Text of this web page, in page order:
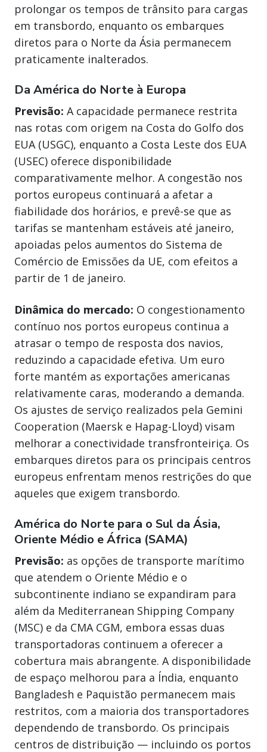
prolongar os tempos de trânsito para cargas
em transbordo, enquanto os embarques
diretos para o Norte da Ásia permanecem
praticamente inalterados.
Da América do Norte à Europa
Previsão: A capacidade permanece restrita
nas rotas com origem na Costa do Golfo dos
EUA (USGC), enquanto a Costa Leste dos EUA
(USEC) oferece disponibilidade
comparativamente melhor. A congestão nos
portos europeus continuará a afetar a
fiabilidade dos horários, e prevê-se que as
tarifas se mantenham estáveis até janeiro,
apoiadas pelos aumentos do Sistema de
Comércio de Emissões da UE, com efeitos a
partir de 1 de janeiro.
Dinâmica do mercado: O congestionamento
contínuo nos portos europeus continua a
atrasar o tempo de resposta dos navios,
reduzindo a capacidade efetiva. Um euro
forte mantém as exportações americanas
relativamente caras, moderando a demanda.
Os ajustes de serviço realizados pela Gemini
Cooperation (Maersk e Hapag-Lloyd) visam
melhorar a conectividade transfronteiriça. Os
embarques diretos para os principais centros
europeus enfrentam menos restrições do que
aqueles que exigem transbordo.
América do Norte para o Sul da Ásia,
Oriente Médio e África (SAMA)
Previsão: as opções de transporte marítimo
que atendem o Oriente Médio e o
subcontinente indiano se expandiram para
além da Mediterranean Shipping Company
(MSC) e da CMA CGM, embora essas duas
transportadoras continuem a oferecer a
cobertura mais abrangente. A disponibilidade
de espaço melhorou para a Índia, enquanto
Bangladesh e Paquistão permanecem mais
restritos, com a maioria dos transportadores
dependendo de transbordo. Os principais
centros de distribuição — incluindo os portos